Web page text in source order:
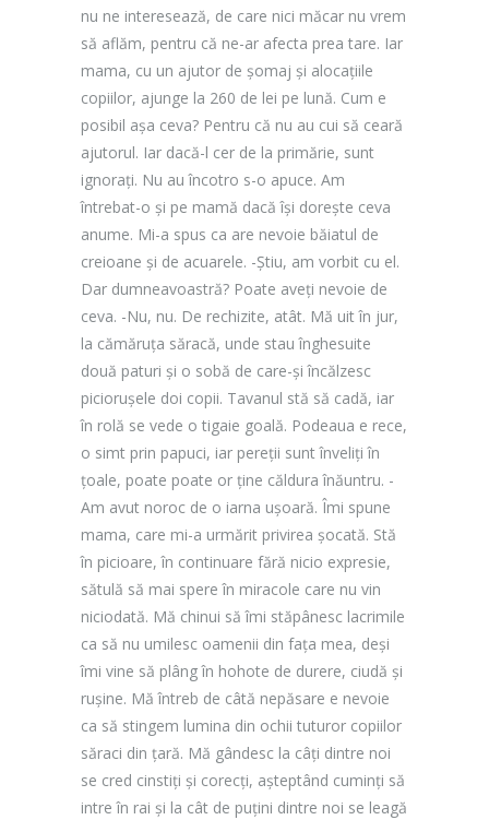
nu ne interesează, de care nici măcar nu vrem
să aflăm, pentru că ne-ar afecta prea tare. Iar
mama, cu un ajutor de șomaj și alocațiile
copiilor, ajunge la 260 de lei pe lună. Cum e
posibil așa ceva? Pentru că nu au cui să ceară
ajutorul. Iar dacă-l cer de la primărie, sunt
ignorați. Nu au încotro s-o apuce. Am
întrebat-o și pe mamă dacă își dorește ceva
anume. Mi-a spus ca are nevoie băiatul de
creioane și de acuarele. -Știu, am vorbit cu el.
Dar dumneavoastră? Poate aveți nevoie de
ceva. -Nu, nu. De rechizite, atât. Mă uit în jur,
la cămăruța săracă, unde stau înghesuite
două paturi și o sobă de care-și încălzesc
piciorușele doi copii. Tavanul stă să cadă, iar
în rolă se vede o tigaie goală. Podeaua e rece,
o simt prin papuci, iar pereții sunt înveliți în
țoale, poate poate or ține căldura înăuntru. -
Am avut noroc de o iarna ușoară. Îmi spune
mama, care mi-a urmărit privirea șocată. Stă
în picioare, în continuare fără nicio expresie,
sătulă să mai spere în miracole care nu vin
niciodată. Mă chinui să îmi stăpânesc lacrimile
ca să nu umilesc oamenii din fața mea, deși
îmi vine să plâng în hohote de durere, ciudă și
rușine. Mă întreb de câtă nepăsare e nevoie
ca să stingem lumina din ochii tuturor copiilor
săraci din țară. Mă gândesc la câți dintre noi
se cred cinstiți și corecți, așteptând cuminți să
intre în rai și la cât de puțini dintre noi se leagă